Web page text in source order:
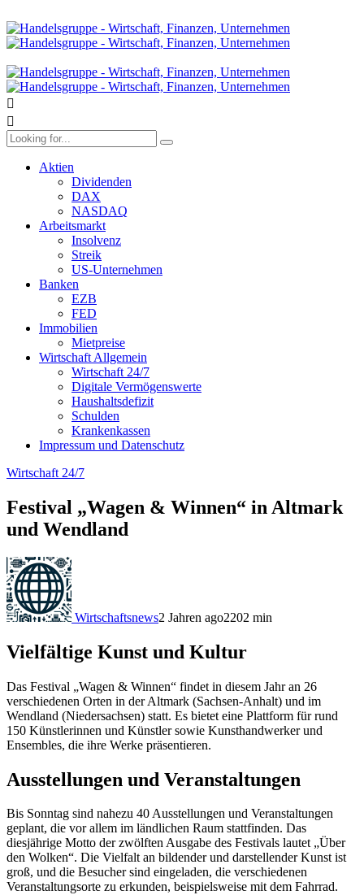
Aktien
Dividenden
DAX
NASDAQ
Arbeitsmarkt
Insolvenz
Streik
US-Unternehmen
Banken
EZB
FED
Immobilien
Mietpreise
Wirtschaft Allgemein
Wirtschaft 24/7
Digitale Vermögenswerte
Haushaltsdefizit
Schulden
Krankenkassen
Impressum und Datenschutz
Wirtschaft 24/7
Festival „Wagen & Winnen“ in Altmark
und Wendland
Wirtschaftsnews2 Jahren ago2202 min
Vielfältige Kunst und Kultur
Das Festival „Wagen & Winnen“ findet in diesem Jahr an 26
verschiedenen Orten in der Altmark (Sachsen-Anhalt) und im
Wendland (Niedersachsen) statt. Es bietet eine Plattform für rund
150 Künstlerinnen und Künstler sowie Kunsthandwerker und
Ensembles, die ihre Werke präsentieren.
Ausstellungen und Veranstaltungen
Bis Sonntag sind nahezu 40 Ausstellungen und Veranstaltungen
geplant, die vor allem im ländlichen Raum stattfinden. Das
diesjährige Motto der zwölften Ausgabe des Festivals lautet „Über
den Wolken“. Die Vielfalt an bildender und darstellender Kunst ist
groß, und die Besucher sind eingeladen, die verschiedenen
Veranstaltungsorte zu erkunden, beispielsweise mit dem Fahrrad.